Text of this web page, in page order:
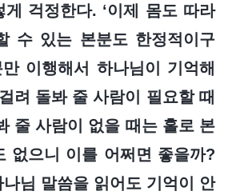
걱정한다. ‘이제 몸도 따라
수 있는 본분도 한정적이구
이행해서 하나님이 기억해
려 돌봐 줄 사람이 필요할 때
줄 사람이 없을 때는 홀로 본
없으니 이를 어쩌면 좋을까?
님 말씀을 읽어도 기억이 안